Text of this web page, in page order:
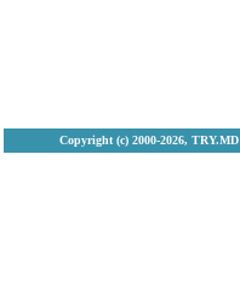
Copyright (с) 2000-2026, TRY.MD